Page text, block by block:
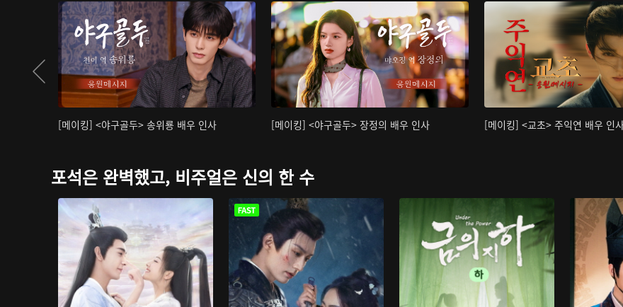
[메이킹] <야구골두> 송위룡 배우 인사 [메이킹] <야구골두> 장정의 배우 인사 [메이킹] <교초> 주익연 배우 인
포석은 완벽했고, 비주얼은 신의 한 수